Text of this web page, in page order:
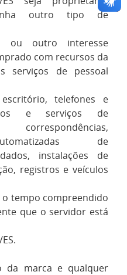
outro tipo de
ou outro interesse
com recursos da
serviços de pessoal
telefones e
e serviços de
correspondências,
de
instalações de
registros e veículos
tempo compreendido
que o servidor está
da marca e qualquer